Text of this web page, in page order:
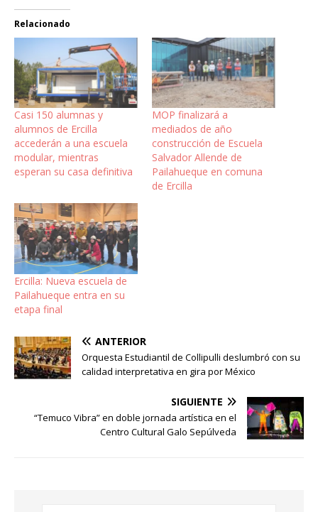
Relacionado
Casi 150 alumnas y
alumnos de Ercilla
accederán a una escuela
modular, mientras
esperan su casa definitiva
MOP finalizará a
mediados de año
construcción de Escuela
Salvador Allende de
Pailahueque en comuna
de Ercilla
Ercilla: Nueva escuela de
Pailahueque entra en su
etapa final
ANTERIOR
Orquesta Estudiantil de Collipulli deslumbró con su
calidad interpretativa en gira por México
SIGUIENTE
“Temuco Vibra” en doble jornada artística en el
Centro Cultural Galo Sepúlveda